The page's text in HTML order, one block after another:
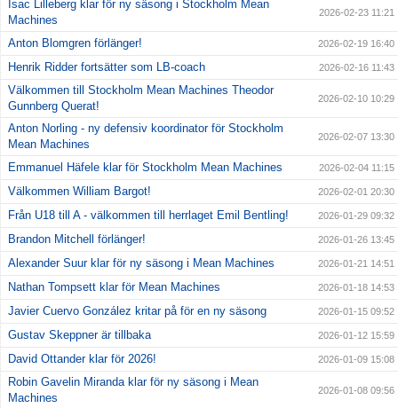
Isac Lilleberg klar för ny säsong i Stockholm Mean
Machines
2026-02-23 11:21
Anton Blomgren förlänger! 2026-02-19 16:40
Henrik Ridder fortsätter som LB-coach 2026-02-16 11:43
Välkommen till Stockholm Mean Machines Theodor
Gunnberg Querat!
2026-02-10 10:29
Anton Norling - ny defensiv koordinator för Stockholm
Mean Machines
2026-02-07 13:30
Emmanuel Häfele klar för Stockholm Mean Machines 2026-02-04 11:15
Välkommen William Bargot! 2026-02-01 20:30
Från U18 till A - välkommen till herrlaget Emil Bentling! 2026-01-29 09:32
Brandon Mitchell förlänger! 2026-01-26 13:45
Alexander Suur klar för ny säsong i Mean Machines 2026-01-21 14:51
Nathan Tompsett klar för Mean Machines 2026-01-18 14:53
Javier Cuervo González kritar på för en ny säsong 2026-01-15 09:52
Gustav Skeppner är tillbaka 2026-01-12 15:59
David Ottander klar för 2026! 2026-01-09 15:08
Robin Gavelin Miranda klar för ny säsong i Mean
Machines
2026-01-08 09:56